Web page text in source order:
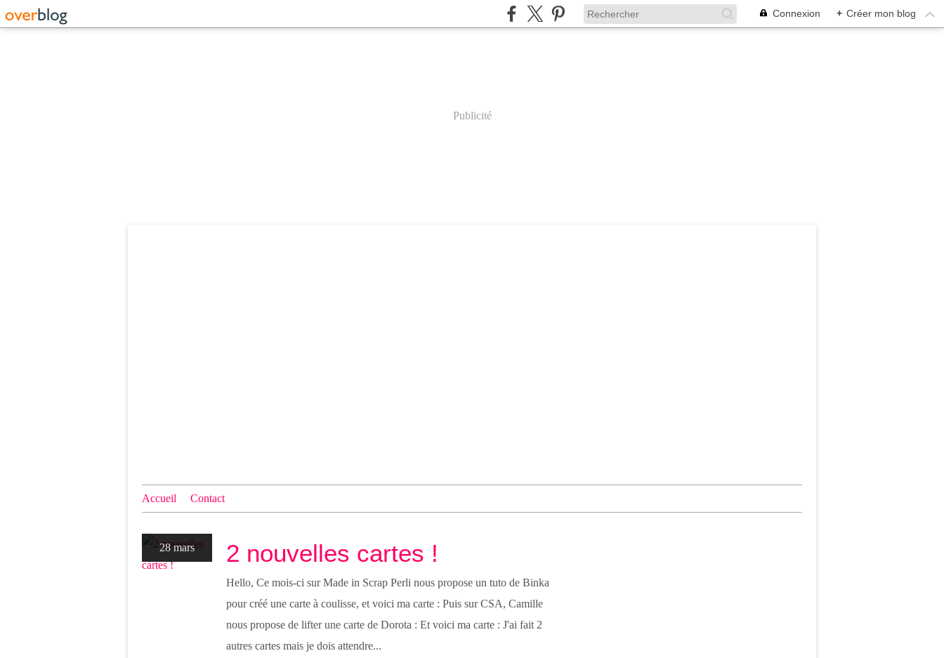
Connexion + Créer mon blog
Publicité
Accueil Contact
28 mars 2 nouvelles cartes !
Hello, Ce mois-ci sur Made in Scrap Perli nous propose un tuto de Binka
pour créé une carte à coulisse, et voici ma carte : Puis sur CSA, Camille
nous propose de lifter une carte de Dorota : Et voici ma carte : J'ai fait 2
autres cartes mais je dois attendre...